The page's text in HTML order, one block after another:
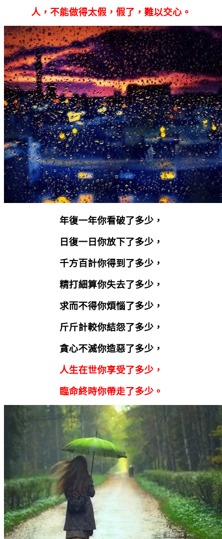
人，不能做得太假，假了，難以交心。
年復一年你看破了多少，
日復一日你放下了多少，
千方百計你得到了多少，
精打細算你失去了多少，
求而不得你煩惱了多少，
斤斤計較你結怨了多少，
貪心不滅你造惡了多少，
人生在世你享受了多少，
臨命終時你帶走了多少。